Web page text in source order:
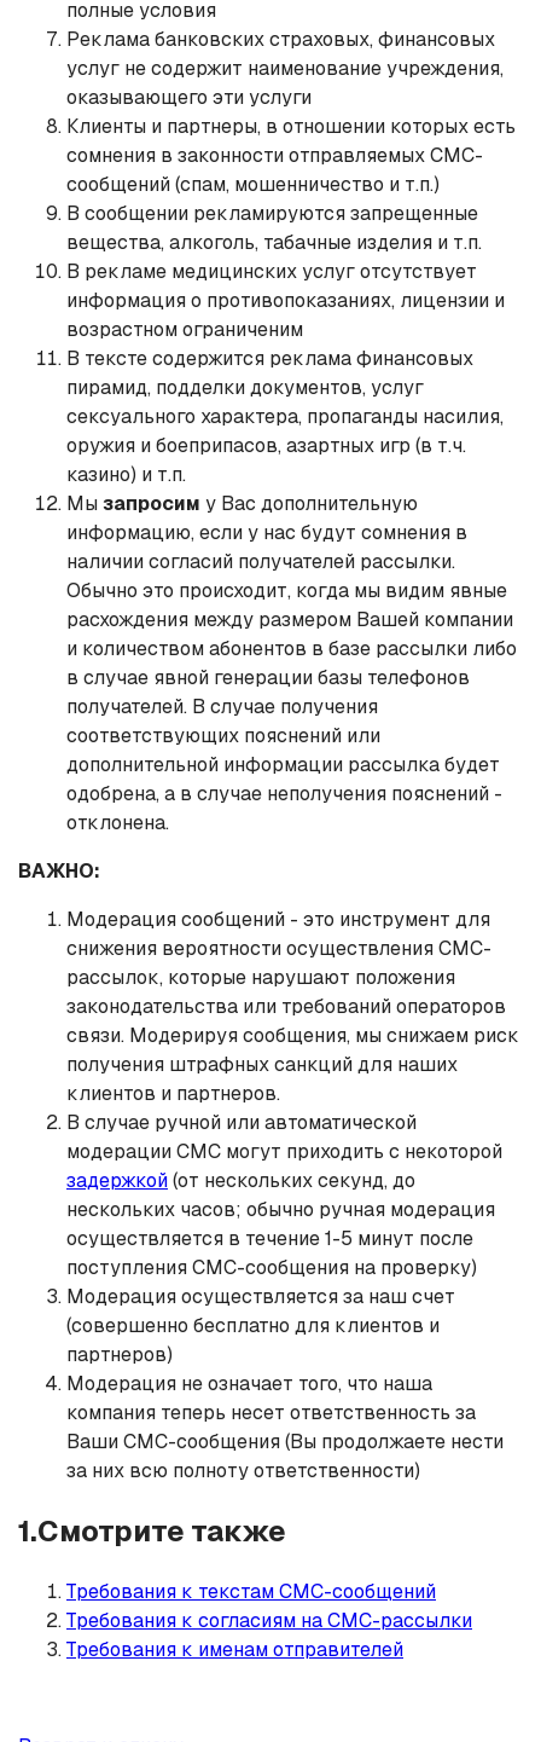
полные условия
Реклама банковских страховых, финансовых
услуг не содержит наименование учреждения,
оказывающего эти услуги
Клиенты и партнеры, в отношении которых есть
сомнения в законности отправляемых СМС-
сообщений (спам, мошенничество и т.п.)
В сообщении рекламируются запрещенные
вещества, алкоголь, табачные изделия и т.п.
В рекламе медицинских услуг отсутствует
информация о противопоказаниях, лицензии и
возрастном ограниченим
В тексте содержится реклама финансовых
пирамид, подделки документов, услуг
сексуального характера, пропаганды насилия,
оружия и боеприпасов, азартных игр (в т.ч.
казино) и т.п.
Мызапросим у Вас дополнительную
информацию, если у нас будут сомнения в
наличии согласий получателей рассылки.
Обычно это происходит, когда мы видим явные
расхождения между размером Вашей компании
и количеством абонентов в базе рассылки либо
в случае явной генерации базы телефонов
получателей. В случае получения
соответствующих пояснений или
дополнительной информации рассылка будет
одобрена, а в случае неполучения пояснений -
отклонена.
ВАЖНО:
Модерация сообщений - это инструмент для
снижения вероятности осуществления СМС-
рассылок, которые нарушают положения
законодательства или требований операторов
связи. Модерируя сообщения, мы снижаем риск
получения штрафных санкций для наших
клиентов и партнеров.
В случае ручной или автоматической
модерации СМС могут приходить с некоторой
задержкой(от нескольких секунд, до
нескольких часов; обычно ручная модерация
осуществляется в течение 1-5 минут после
поступления СМС-сообщения на проверку)
Модерация осуществляется за наш счет
(совершенно бесплатно для клиентов и
партнеров)
Модерация не означает того, что наша
компания теперь несет ответственность за
Ваши СМС-сообщения (Вы продолжаете нести
за них всю полноту ответственности)
1.Смотрите также
Требования к текстам СМС-сообщений
Требования к согласиям на СМС-рассылки
Требования к именам отправителей